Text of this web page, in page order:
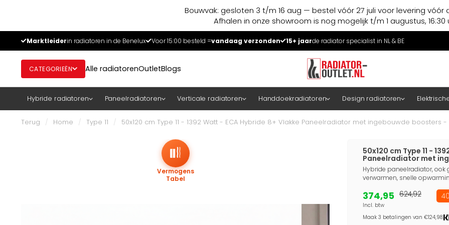
Bouwvak: gesloten 3 t/m 16 aug — bestel vóór 27 juli voor levering vóór
Afhalen in onze showroom is nog mogelijk t/m 1 augustus, 16:30
Marktleiderin radiatoren in de Benelux Voor 15:00 besteld =vandaag verzonden 15+ jaarde radiator specialist in NL & BE
CATEGORIEËN Alle radiatorenOutletBlogs
Hybride radiatoren Paneelradiatoren Verticale radiatoren Handdoekradiatoren Design radiatoren
Terug / Home / Type 11 / 50x120 cm Type 11 - 1392 Watt - ECA Hybride 8+ Vlakke Paneelradiator met ingebouwde boosters -
Vermogens
Tabel
50x120 cm Type 11 -
Paneelradiator met
Hybride paneelradiator, ook
verwarmen, snelle
374,95
Incl. btw
624,92
Maak 3 betalingen van €124,98.